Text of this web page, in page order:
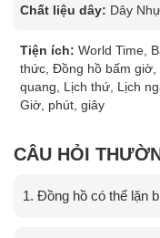
Chất liệu dây: Dây
Tiện ích: World Time,
thức, Đồng hồ bấm giờ,
quang, Lịch thứ, Lịch
Giờ, phút, giây
CÂU HỎI
1. Đồng hồ có thể lặn